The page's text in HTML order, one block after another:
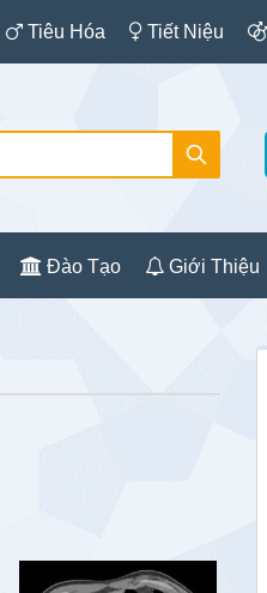
Tiêu Hóa Tiết Niệu
Đào Tạo Giới Thiệu